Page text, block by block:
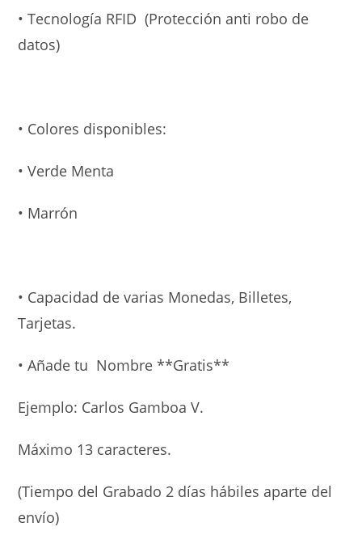
• Tecnología RFID (Protección anti robo de
datos)
• Colores disponibles:
• Verde Menta
• Marrón
• Capacidad de varias Monedas, Billetes,
Tarjetas.
• Añade tu Nombre **Gratis**
Ejemplo: Carlos Gamboa V.
Máximo 13 caracteres.
(Tiempo del Grabado 2 días hábiles aparte del
envío)